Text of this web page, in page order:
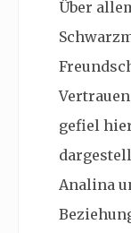
Über
gefiel
Analina